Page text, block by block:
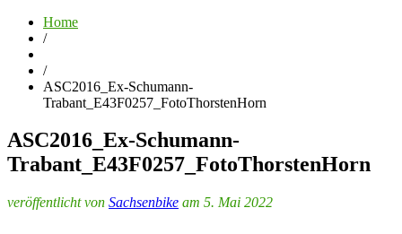
Home
/
/
ASC2016_Ex-Schumann-
Trabant_E43F0257_FotoThorstenHorn
ASC2016_Ex-Schumann-
Trabant_E43F0257_FotoThorstenHorn
veröffentlicht von Sachsenbike am 5. Mai 2022